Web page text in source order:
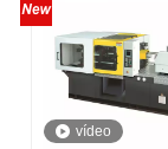
vídeo